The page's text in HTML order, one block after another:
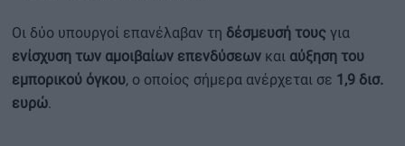
Οι δύο υπουργοί επανέλαβαν τη δέσμευσή τους για
ενίσχυση των αμοιβαίων επενδύσεων και αύξηση του
εμπορικού όγκου, ο οποίος σήμερα ανέρχεται σε 1,9 δισ.
ευρώ.